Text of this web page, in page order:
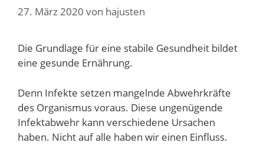
27. März 2020 von hajusten
Die Grundlage für eine stabile Gesundheit bildet
eine gesunde Ernährung.
Denn Infekte setzen mangelnde Abwehrkräfte
des Organismus voraus. Diese ungenügende
Infektabwehr kann verschiedene Ursachen
haben. Nicht auf alle haben wir einen Einfluss.